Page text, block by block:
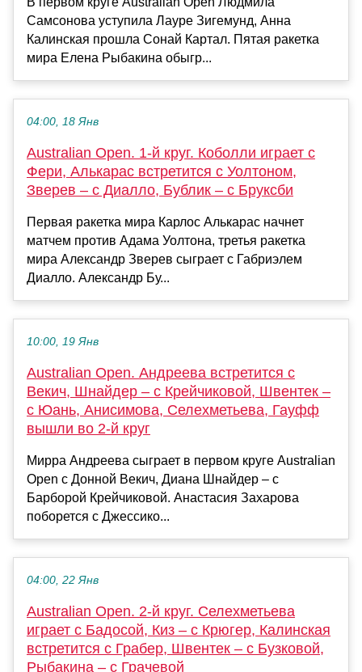
Самсонова уступила Лауре Зигемунд, Анна
Калинская прошла Сонай Картал. Пятая ракетка
мира Елена Рыбакина обыгр...
04:00, 18 Янв
Australian Open. 1-й круг. Коболли играет с
Фери, Алькарас встретится с Уолтоном,
Зверев – с Диалло, Бублик – с Бруксби
Первая ракетка мира Карлос Алькарас начнет
матчем против Адама Уолтона, третья ракетка
мира Александр Зверев сыграет с Габриэлем
Диалло. Александр Бу...
10:00, 19 Янв
Australian Open. Андреева встретится с
Векич, Шнайдер – с Крейчиковой, Швентек –
с Юань, Анисимова, Селехметьева, Гауфф
вышли во 2-й круг
Мирра Андреева сыграет в первом круге Australian
Open c Донной Векич, Диана Шнайдер – с
Барборой Крейчиковой. Анастасия Захарова
поборется с Джессико...
04:00, 22 Янв
Australian Open. 2-й круг. Селехметьева
играет с Бадосой, Киз – с Крюгер, Калинская
встретится с Грабер, Швентек – с Бузковой,
Рыбакина – с Грачевой